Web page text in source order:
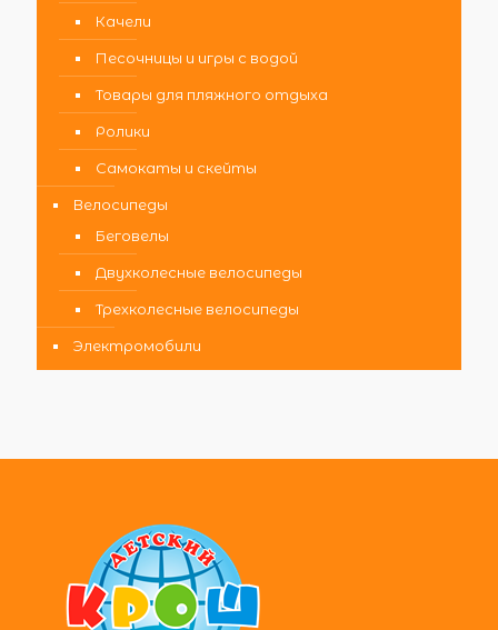
Качели
Песочницы и игры с водой
Товары для пляжного отдыха
Ролики
Самокаты и скейты
Велосипеды
Беговелы
Двухколесные велосипеды
Трехколесные велосипеды
Электромобили